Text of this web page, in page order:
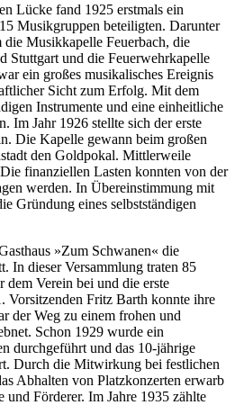
Lücke fand 1925 erstmals ein
Musikgruppen beteiligten. Darunter
die Musikkapelle Feuerbach, die
Stuttgart und die Feuerwehrkapelle
ein großes musikalisches Ereignis
Sicht zum Erfolg. Mit dem
Instrumente und eine einheitliche
Im Jahr 1926 stellte sich der erste
Die Kapelle gewann beim großen
den Goldpokal. Mittlerweile
finanziellen Lasten konnten von der
werden. In Übereinstimmung mit
Gründung eines selbstständigen
»Zum Schwanen« die
In dieser Versammlung traten 85
Verein bei und die erste
Vorsitzenden Fritz Barth konnte ihre
der Weg zu einem frohen und
Schon 1929 wurde ein
durchgeführt und das 10-jährige
Durch die Mitwirkung bei festlichen
Abhalten von Platzkonzerten erwarb
und Förderer. Im Jahre 1935 zählte